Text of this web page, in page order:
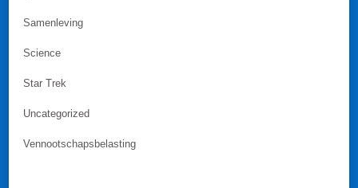
Samenleving
Science
Star Trek
Uncategorized
Vennootschapsbelasting